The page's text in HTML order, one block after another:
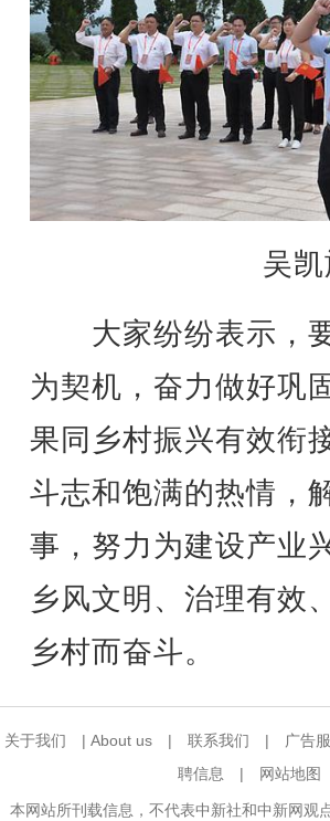
吴凯
大家纷纷表示，要
为契机，奋力做好巩
果同乡村振兴有效衔
斗志和饱满的热情，
事，努力为建设产业
乡风文明、治理有效
乡村而奋斗。
关于我们 | About us | 联系我们 | 广告
聘信息
| 网站地图
本网站所刊载信息，不代表中新社和中新网观